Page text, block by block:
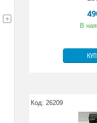
В
26209